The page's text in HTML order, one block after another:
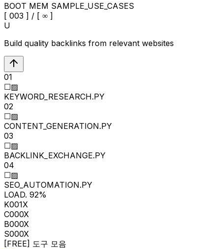
BOOT MEM SAMPLE_USE_CASES
[ 004 ] / [ ∞ ]
U
Automate my entire SEO workflow end-to-end
01
☐▨
KEYWORD_RESEARCH.PY
02
☐▨
CONTENT_GENERATION.PY
03
☐▨
BACKLINK_EXCHANGE.PY
04
☐▨
SEO_AUTOMATION.PY
LOAD. 32%
K001X
C000X
B000X
S000X
[FREE] 도구 모음